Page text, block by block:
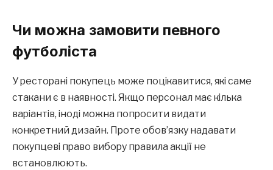
Чи можна замовити певного
футболіста
У ресторані покупець може поцікавитися, які саме
стакани є в наявності. Якщо персонал має кілька
варіантів, іноді можна попросити видати
конкретний дизайн. Проте обов’язку надавати
покупцеві право вибору правила акції не
встановлюють.